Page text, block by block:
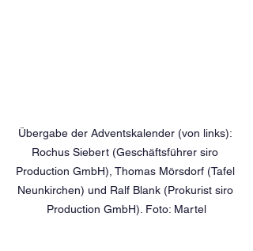
Übergabe der Adventskalender (von links):
Rochus Siebert (Geschäftsführer siro
Production GmbH), Thomas Mörsdorf (Tafel
Neunkirchen) und Ralf Blank (Prokurist siro
Production GmbH). Foto: Martel